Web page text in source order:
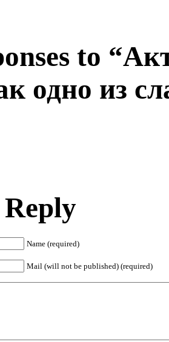
to
одно из
Name (required)
Mail (will not be published) (required)